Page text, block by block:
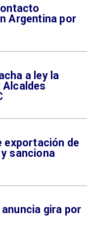
Argentina por
a ley la
Alcaldes
exportación de
y sanciona
anuncia gira por